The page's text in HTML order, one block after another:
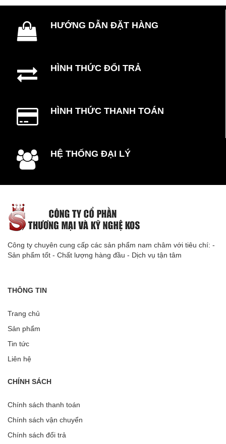
HƯỚNG DẪN ĐẶT HÀNG
HÌNH THỨC ĐỔI TRẢ
HÌNH THỨC THANH TOÁN
HỆ THỐNG ĐẠI LÝ
Công ty chuyên cung cấp các sản phẩm nam châm với tiêu chí: -
Sản phẩm tốt - Chất lượng hàng đầu - Dịch vụ tận tâm
THÔNG TIN
Trang chủ
Sản phẩm
Tin tức
Liên hệ
CHÍNH SÁCH
Chính sách thanh toán
Chính sách vận chuyển
Chính sách đổi trả